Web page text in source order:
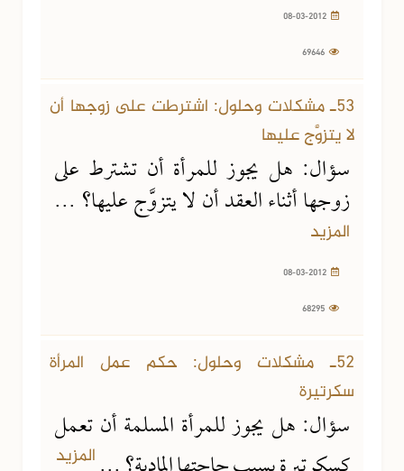
53ـ مشكلات وحلول: اشترطت على زوجها أن
لا يتزوَّج عليها
سؤال: هل يجوز للمرأة أن تشترط على
زوجها أثناء العقد أن لا يتزوَّج عليها؟ ...
المزيد
52ـ مشكلات وحلول: حكم عمل المرأة
سكرتيرة
سؤال: هل يجوز للمرأة المسلمة أن تعمل
المزيد